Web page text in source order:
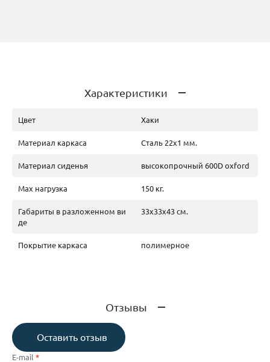
Характеристики
Цвет Хаки
Материал каркаса Сталь 22x1 мм.
Материал сиденья высокопрочный 600D oxford
Max нагрузка 150 кг.
Габариты в разложенном ви
де
33х33х43 см.
Покрытие каркаса полимерное
Отзывы
Оставить отзыв
E-mail